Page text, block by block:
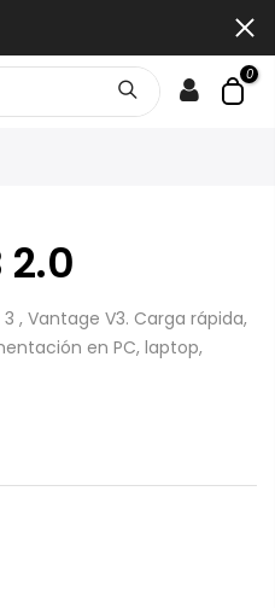
0
, Vantage V3. Carga rápida,
en PC, laptop,